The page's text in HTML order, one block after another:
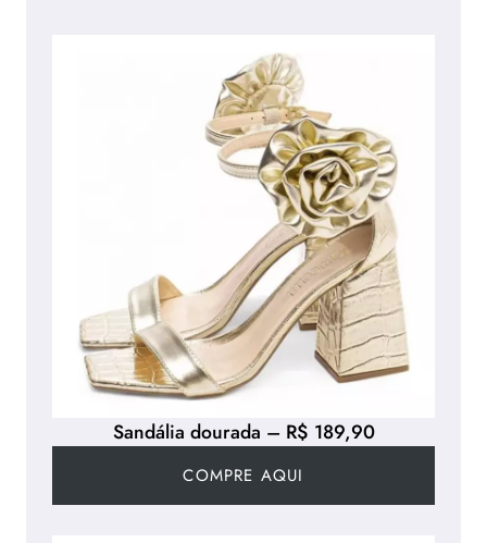
Sandália dourada – R$ 189,90
COMPRE AQUI